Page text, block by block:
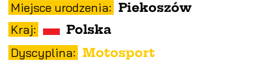
Miejsce urodzenia: Piekoszów
Kraj:
Polska
Dyscyplina: Motosport